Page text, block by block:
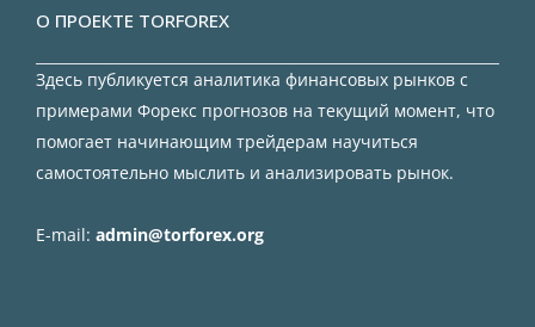
О ПРОЕКТЕ TORFOREX
Здесь публикуется аналитика финансовых рынков с
примерами Форекс прогнозов на текущий момент, что
помогает начинающим трейдерам научиться
самостоятельно мыслить и анализировать рынок.
E-mail: admin@torforex.org